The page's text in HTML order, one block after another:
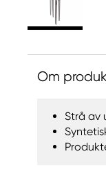
Om
Strå av